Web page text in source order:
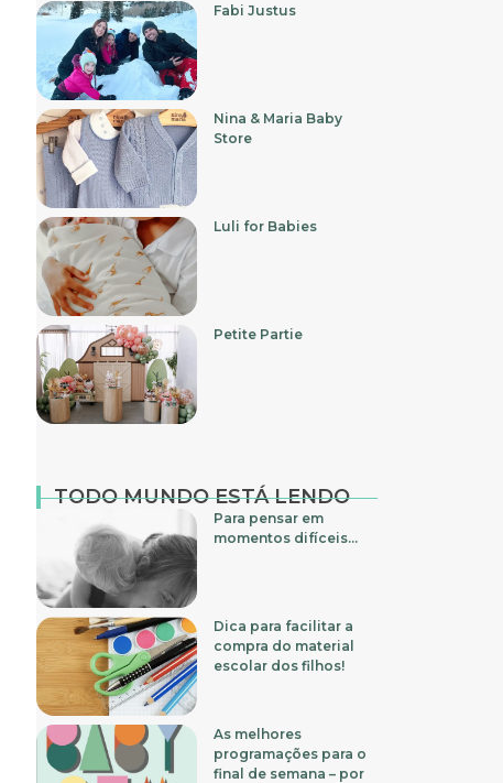
Fabi Justus
Nina & Maria Baby
Store
Luli for Babies
Petite Partie
TODO MUNDO ESTÁ LENDO
Para pensar em
momentos difíceis…
Dica para facilitar a
compra do material
escolar dos filhos!
As melhores
programações para o
final de semana – por